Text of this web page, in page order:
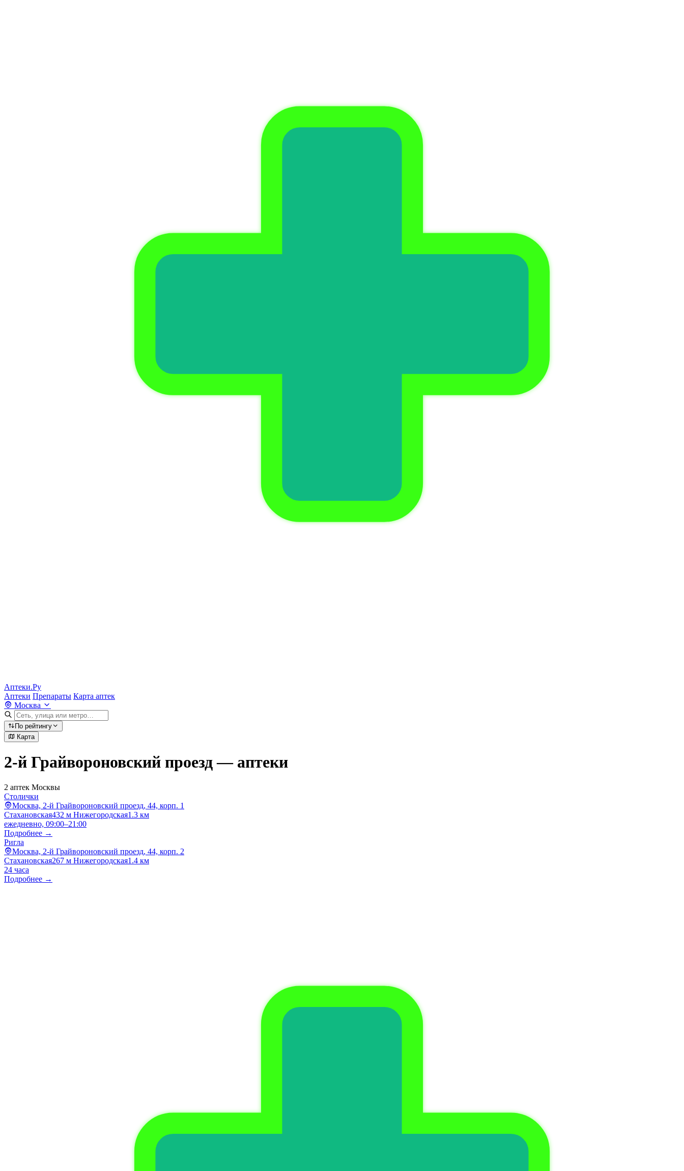
Аптеки.Ру
Аптеки Препараты Карта аптек
Москва
По рейтингу
Карта
2-й Грайвороновский проезд — аптеки
2 аптек Москвы
Столички
Москва, 2-й Грайвороновский проезд, 44, корп. 1
Стахановская432 м Нижегородская1.3 км
ежедневно, 09:00–21:00
Подробнее →
Ригла
Москва, 2-й Грайвороновский проезд, 44, корп. 2
Стахановская267 м Нижегородская1.4 км
24 часа
Подробнее →